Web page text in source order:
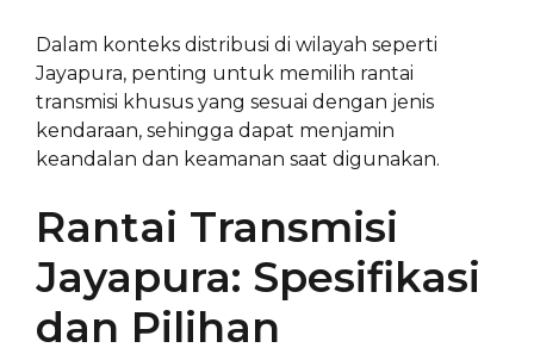
Dalam konteks distribusi di wilayah seperti
Jayapura, penting untuk memilih rantai
transmisi khusus yang sesuai dengan jenis
kendaraan, sehingga dapat menjamin
keandalan dan keamanan saat digunakan.
Rantai Transmisi
Jayapura: Spesifikasi
dan Pilihan